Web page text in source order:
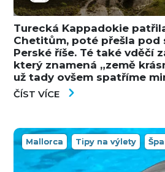
Turecká Kappadokie
Chetitům, poté přešla pod
Perské říše. Té také vděčí
který znamená „země
už tady ovšem spatříme
ČÍST VÍCE
Mallorca Tipy na výlety